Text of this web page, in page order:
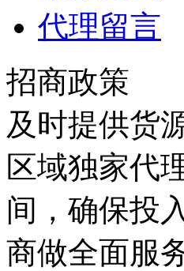
代理留言
招商政策
及时提供货
区域独家代
间，确保投
商做全面服